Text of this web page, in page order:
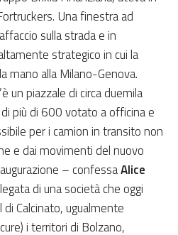
Una finestra ad
sulla strada e in
strategico in cui la
mano alla Milano-Genova.
un piazzale di circa duemila
più di 600 votato a officina e
per i camion in transito non
e dai movimenti del nuovo
– confessaAlice
di una società che oggi
Calcinato, ugualmente
i territori di Bolzano,